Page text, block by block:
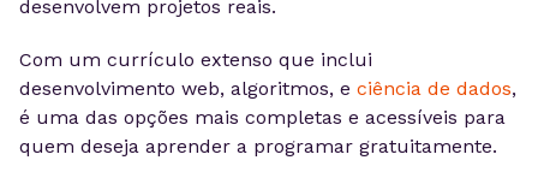
desenvolvem projetos reais.
Com um currículo extenso que inclui
desenvolvimento web, algoritmos, e ciência de dados,
é uma das opções mais completas e acessíveis para
quem deseja aprender a programar gratuitamente.